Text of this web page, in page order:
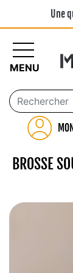
Une
MENU
BROSSE